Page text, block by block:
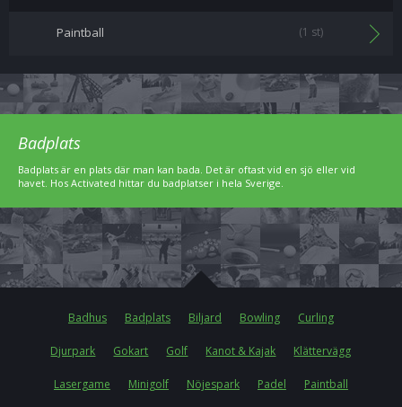
Paintball (1 st)
Badplats
Badplats är en plats där man kan bada. Det är oftast vid en sjö eller vid
havet. Hos Activated hittar du badplatser i hela Sverige.
Badhus Badplats Biljard Bowling Curling
Djurpark Gokart Golf Kanot & Kajak Klättervägg
Lasergame Minigolf Nöjespark Padel Paintball